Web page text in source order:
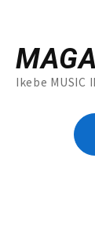
Ikebe MUSIC